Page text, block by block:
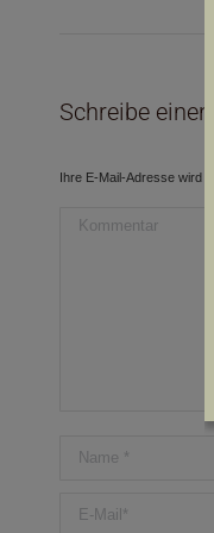
Schreibe
Ihre E-Mail-Adresse wird
Kommentar
Name *
E-Mail *